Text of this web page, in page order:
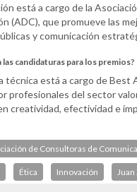
está a cargo de la
(ADC), que promueve las
y comunicación
las candidaturas para los premios?
técnica está a cargo de Best
profesionales del sector
creatividad, efectividad e
de Consultoras de
Ética Innovación